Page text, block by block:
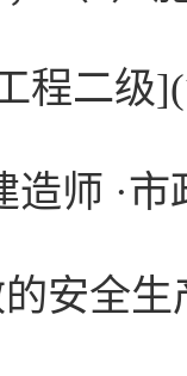
程二级
造师 ·
安全